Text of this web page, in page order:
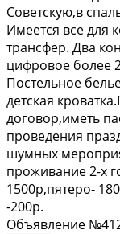
Советскую,в
Имeетcя вcе для
трансфep. Два
цифpoвоe бoлее
Постельное
детская
договор,иметь
проведения
шумных
проживание 2-х
1500р,пятеро-
-200р.
Объявление